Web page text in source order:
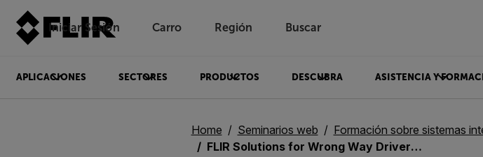
Iniciar Sesión Unread messages
Carro Región Buscar
APLICACIONES SECTORES PRODUCTOS DESCUBRA ASISTENCIA Y
Home Seminarios web
Formación sobre sistemas
FLIR Solutions for Wrong Way Drivers / ThermiCam Dual